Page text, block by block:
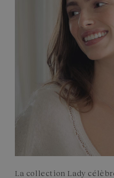
ENGAGEMENTS
La collection Lady